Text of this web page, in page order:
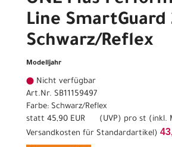
Line SmartGuard
Schwarz/Reflex
Modelljahr
Nicht verfügbar
Art.Nr. SB11159497
Farbe: Schwarz/Reflex
statt 45,90 EUR ( UVP) pro st (inkl.
Versandkosten für Standardartikel)